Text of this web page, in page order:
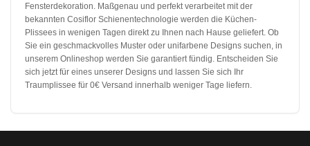
Fensterdekoration. Maßgenau und perfekt verarbeitet mit der
bekannten Cosiflor Schienentechnologie werden die Küchen-
Plissees in wenigen Tagen direkt zu Ihnen nach Hause geliefert. Ob
Sie ein geschmackvolles Muster oder unifarbene Designs suchen, in
unserem Onlineshop werden Sie garantiert fündig. Entscheiden Sie
sich jetzt für eines unserer Designs und lassen Sie sich Ihr
Traumplissee für 0€ Versand innerhalb weniger Tage liefern.